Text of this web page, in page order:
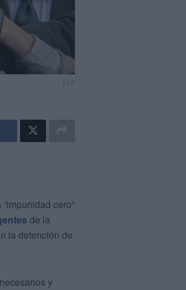
EFE
cero”
de la
la detención de
y